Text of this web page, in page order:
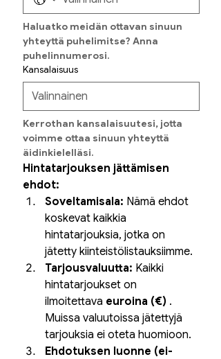
Haluatko meidän ottavan sinuun
yhteyttä puhelimitse? Anna
puhelinnumerosi.
Kansalaisuus
Kerrothan kansalaisuutesi, jotta
voimme ottaa sinuun yhteyttä
äidinkielelläsi.
Hintatarjouksen jättämisen
ehdot:
Soveltamisala: Nämä ehdot
koskevat kaikkia
hintatarjouksia, jotka on
jätetty kiinteistölistauksiimme.
Tarjousvaluutta: Kaikki
hintatarjoukset on
ilmoitettava euroina (€) .
Muissa valuutoissa jätettyjä
tarjouksia ei oteta huomioon.
Ehdotuksen luonne (ei-